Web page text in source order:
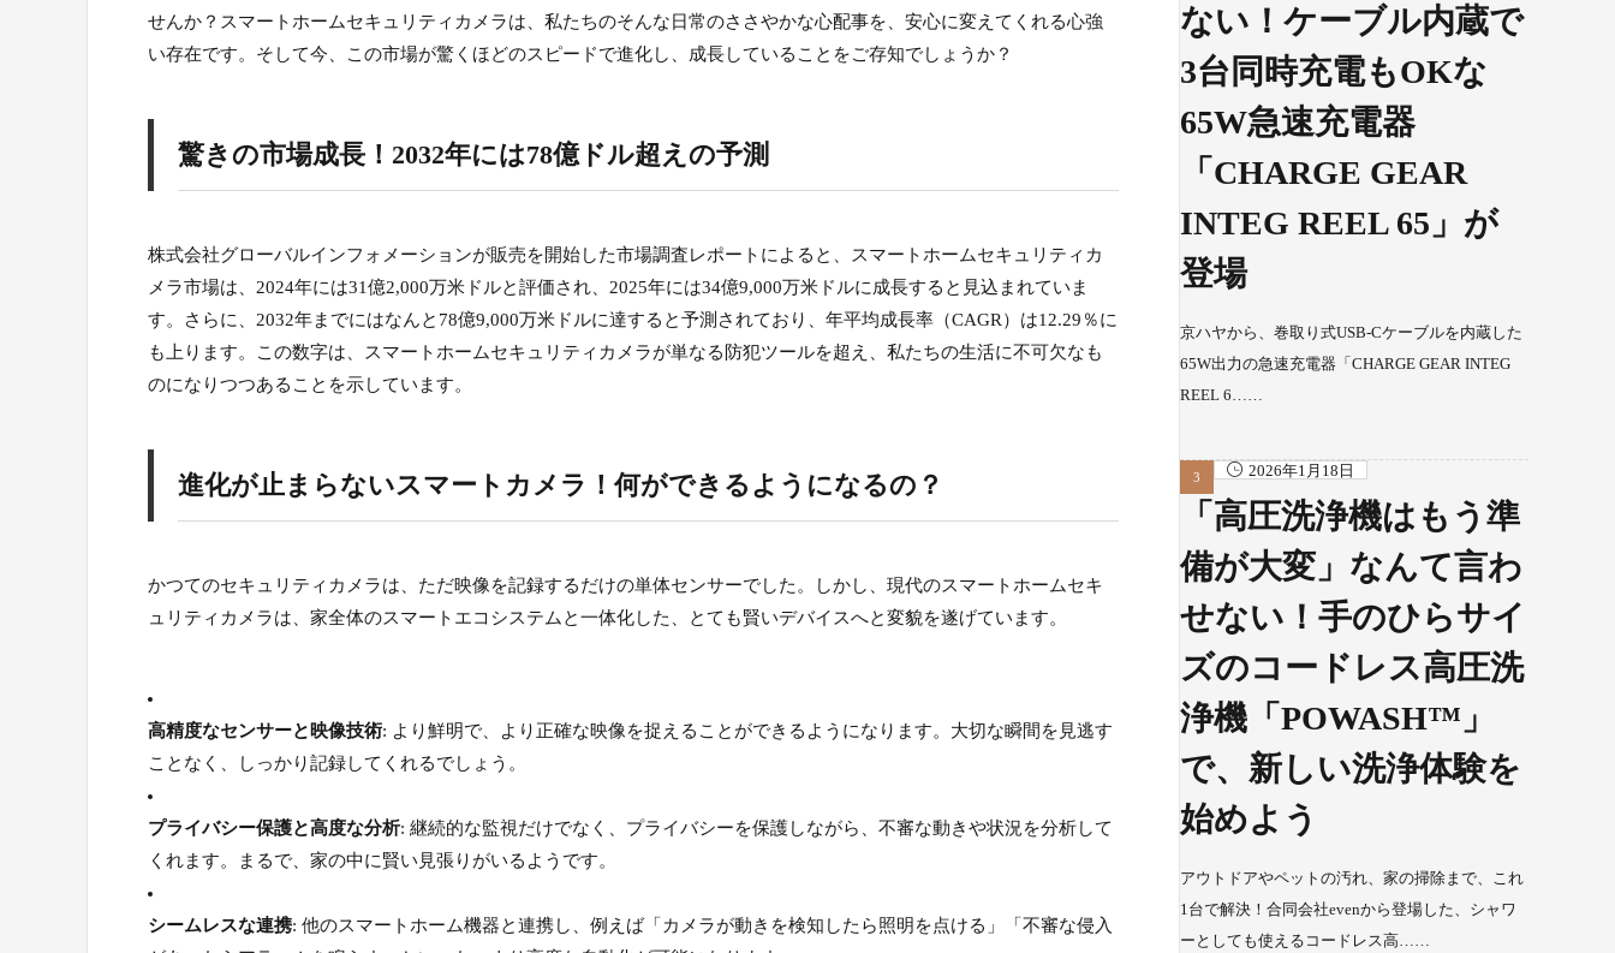
せんか？スマートホームセキュリティカメラは、私たちのそんな日常のささやかな心配事を、安心に変えてくれる心強
い存在です。そして今、この市場が驚くほどのスピードで進化し、成長していることをご存知でしょうか？
驚きの市場成長！2032年には78億ドル超えの予測
株式会社グローバルインフォメーションが販売を開始した市場調査レポートによると、スマートホームセキュリティカ
メラ市場は、2024年には31億2,000万米ドルと評価され、2025年には34億9,000万米ドルに成長すると見込まれていま
す。さらに、2032年までにはなんと78億9,000万米ドルに達すると予測されており、年平均成長率（CAGR）は12.29％に
も上ります。この数字は、スマートホームセキュリティカメラが単なる防犯ツールを超え、私たちの生活に不可欠なも
のになりつつあることを示しています。
進化が止まらないスマートカメラ！何ができるようになるの？
かつてのセキュリティカメラは、ただ映像を記録するだけの単体センサーでした。しかし、現代のスマートホームセキ
ュリティカメラは、家全体のスマートエコシステムと一体化した、とても賢いデバイスへと変貌を遂げています。
高精度なセンサーと映像技術: より鮮明で、より正確な映像を捉えることができるようになります。大切な瞬間を見逃す
ことなく、しっかり記録してくれるでしょう。
プライバシー保護と高度な分析: 継続的な監視だけでなく、プライバシーを保護しながら、不審な動きや状況を分析して
くれます。まるで、家の中に賢い見張りがいるようです。
シームレスな連携: 他のスマートホーム機器と連携し、例えば「カメラが動きを検知したら照明を点ける」「不審な侵入
ない！ケーブル内蔵で
3台同時充電もOKな
65W急速充電器
「CHARGE GEAR
INTEG REEL 65」が
登場
京ハヤから、巻取り式USB-Cケーブルを内蔵した
65W出力の急速充電器「CHARGE GEAR INTEG
REEL 6……
2026年1月18日
「高圧洗浄機はもう準
備が大変」なんて言わ
せない！手のひらサイ
ズのコードレス高圧洗
浄機「POWASH™」
で、新しい洗浄体験を
始めよう
アウトドアやペットの汚れ、家の掃除まで、これ
1台で解決！合同会社evenから登場した、シャワ
ーとしても使えるコードレス高……